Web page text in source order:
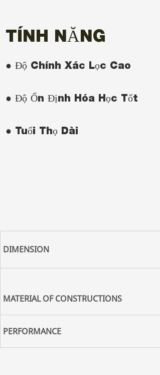
TÍNH NĂNG
● Độ Chính Xác Lọc Cao
● Độ Ổn Định Hóa Học Tốt
● Tuổi Thọ Dài
DIMENSION
MATERIALOFCONSTRUCTIONS
PERFORMANCE